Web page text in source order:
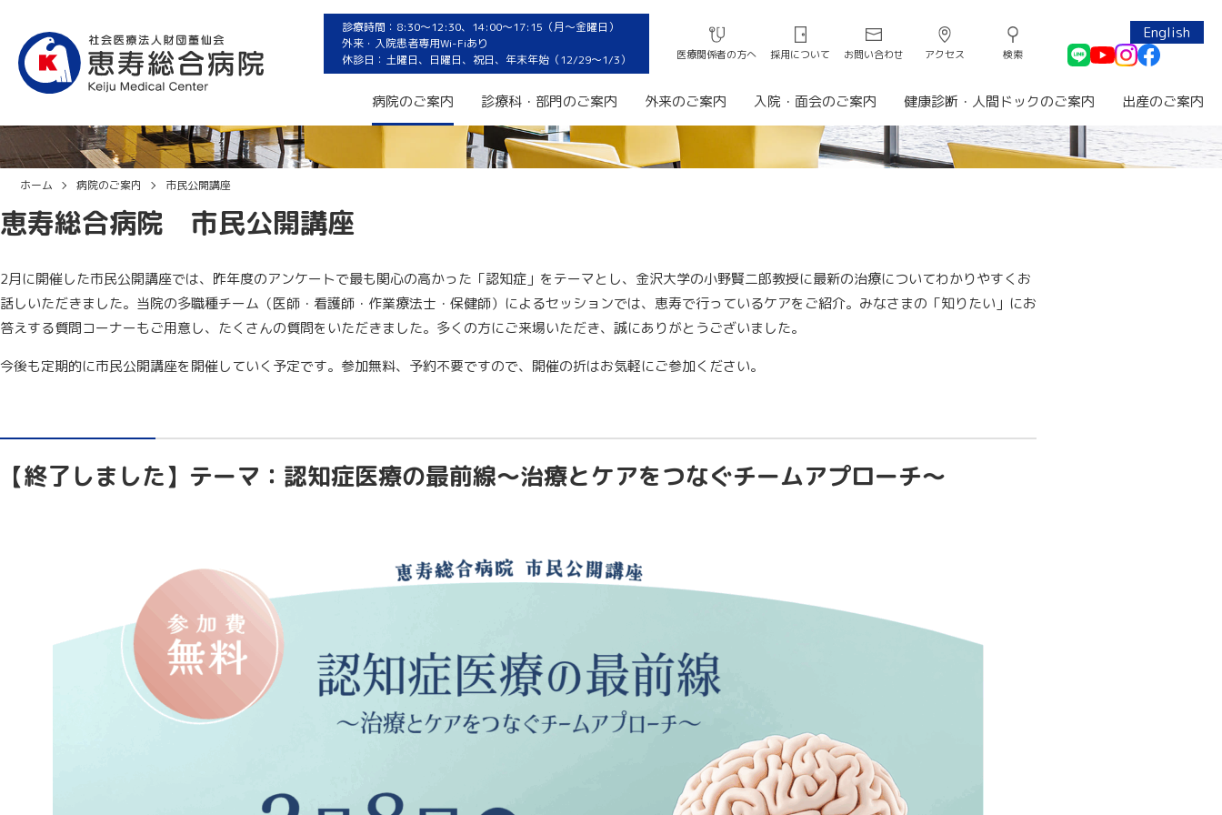
病院のご案内 診療科・部門のご案内 外来のご案内 入院・面会のご案内 健康診断・人間ドックのご案内 出産のご案内
English
医療関係者の方へ 採用について お問い合わせ アクセス 検索
診療時間：8:30〜12:30、14:00〜17:15（月〜金曜日）
外来・入院患者専用Wi-Fiあり
休診日：土曜日、日曜日、祝日、年末年始（12/29〜1/3）
市民公開講座
ホーム 病院のご案内 市民公開講座
恵寿総合病院 市民公開講座
2月に開催した市民公開講座では、昨年度のアンケートで最も関心の高かった「認知症」をテーマとし、金沢大学の小野賢二郎教授に最新の治療についてわかりやすくお
話しいただきました。当院の多職種チーム（医師・看護師・作業療法士・保健師）によるセッションでは、恵寿で行っているケアをご紹介。みなさまの「知りたい」にお
答えする質問コーナーもご用意し、たくさんの質問をいただきました。多くの方にご来場いただき、誠にありがとうございました。
今後も定期的に市民公開講座を開催していく予定です。参加無料、予約不要ですので、開催の折はお気軽にご参加ください。
【終了しました】テーマ：認知症医療の最前線～治療とケアをつなぐチームアプローチ～